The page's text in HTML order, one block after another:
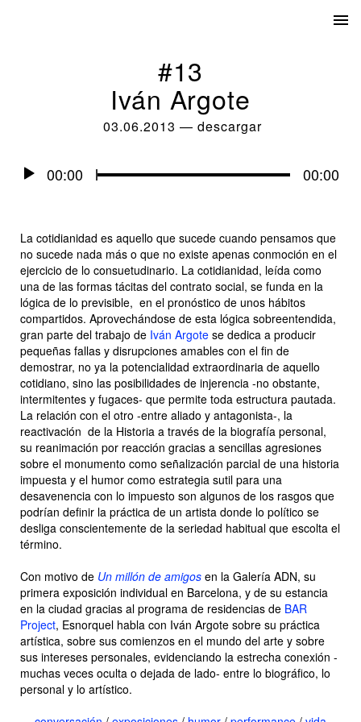
#13
Iván Argote
03.06.2013 — descargar
Audio
Player00:00 00:00
La cotidianidad es aquello que sucede cuando pensamos que
no sucede nada más o que no existe apenas conmoción en el
ejercicio de lo consuetudinario. La cotidianidad, leída como
una de las formas tácitas del contrato social, se funda en la
lógica de lo previsible, en el pronóstico de unos hábitos
compartidos. Aprovechándose de esta lógica sobreentendida,
gran parte del trabajo de Iván Argote se dedica a producir
pequeñas fallas y disrupciones amables con el fin de
demostrar, no ya la potencialidad extraordinaria de aquello
cotidiano, sino las posibilidades de injerencia -no obstante,
intermitentes y fugaces- que permite toda estructura pautada.
La relación con el otro -entre aliado y antagonista-, la
reactivación de la Historia a través de la biografía personal,
su reanimación por reacción gracias a sencillas agresiones
sobre el monumento como señalización parcial de una historia
impuesta y el humor como estrategia sutil para una
desavenencia con lo impuesto son algunos de los rasgos que
podrían definir la práctica de un artista donde lo político se
desliga conscientemente de la seriedad habitual que escolta el
término.
Con motivo de Un millón de amigos en la Galería ADN, su
primera exposición individual en Barcelona, y de su estancia
en la ciudad gracias al programa de residencias de BAR
Project, Esnorquel habla con Iván Argote sobre su práctica
artística, sobre sus comienzos en el mundo del arte y sobre
sus intereses personales, evidenciando la estrecha conexión -
muchas veces oculta o dejada de lado- entre lo biográfico, lo
personal y lo artístico.